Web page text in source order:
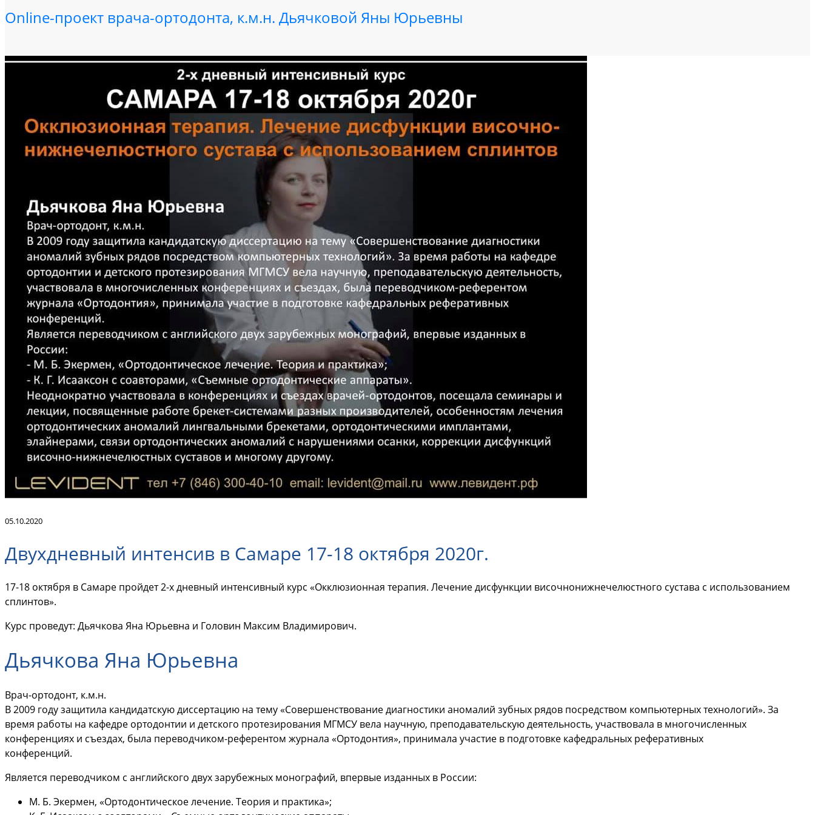
Online-проект врача-ортодонта, к.м.н. Дьячковой Яны Юрьевны
05.10.2020
Двухдневный интенсив в Самаре 17-18 октября 2020г.
17-18 октября в Самаре пройдет 2-х дневный интенсивный курс «Окклюзионная терапия. Лечение дисфункции височнонижнечелюстного сустава с использованием
сплинтов».
Курс проведут: Дьячкова Яна Юрьевна и Головин Максим Владимирович.
Дьячкова Яна Юрьевна
Врач-ортодонт, к.м.н.
В 2009 году защитила кандидатскую диссертацию на тему «Совершенствование диагностики аномалий зубных рядов посредством компьютерных технологий». За
время работы на кафедре ортодонтии и детского протезирования МГМСУ вела научную, преподавательскую деятельность, участвовала в многочисленных
конференциях и съездах, была переводчиком-референтом журнала «Ортодонтия», принимала участие в подготовке кафедральных реферативных
конференций.
Является переводчиком с английского двух зарубежных монографий, впервые изданных в России:
М. Б. Экермен, «Ортодонтическое лечение. Теория и практика»;